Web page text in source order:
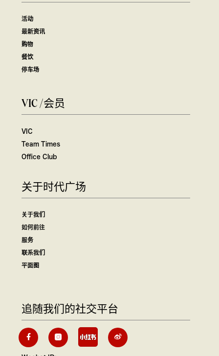
活动
最新资讯
购物
餐饮
停车场
VIC /会员
VIC
Team Times
Office Club
关于时代广场
关于我们
如何前往
服务
联系我们
平面图
追随我们的社交平台